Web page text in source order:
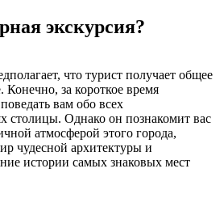
экскурсия?
что турист получает общее
Конечно, за короткое время
вам обо всех
столицы. Однако он познакомит вас
атмосферой этого города,
чудесной архитектуры и
истории самых знаковых мест